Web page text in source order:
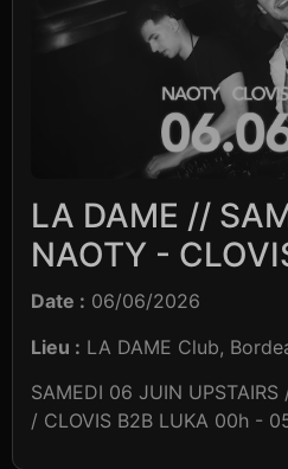
LA DAME //
NAOTY -
Date : 06/06/2026
Lieu : LA DAME Club,
SAMEDI 06 JUIN UPSTAIRS
/ CLOVIS B2B LUKA 00h -